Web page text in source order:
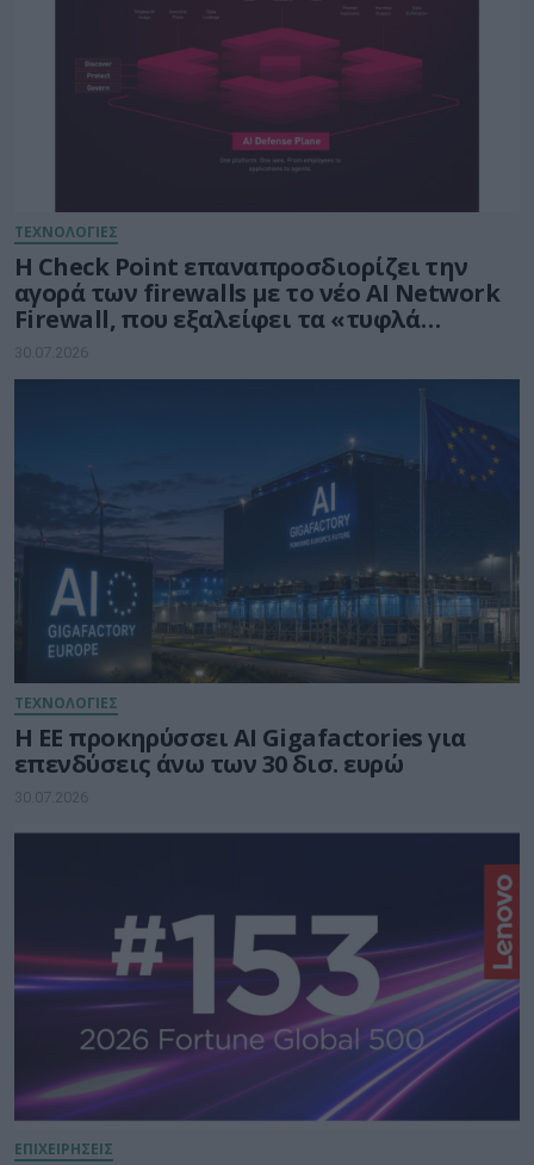
ΤΕΧΝΟΛΟΓΙΕΣ
Η Check Point επαναπροσδιορίζει την
αγορά των firewalls με το νέο AI Network
Firewall, που εξαλείφει τα «τυφλά
σημεία» της Τεχνητής Νοημοσύνης σε
κάθε δίκτυο
30.07.2026
ΤΕΧΝΟΛΟΓΙΕΣ
Η ΕΕ προκηρύσσει AI Gigafactories για
επενδύσεις άνω των 30 δισ. ευρώ
30.07.2026
ΕΠΙΧΕΙΡΗΣΕΙΣ